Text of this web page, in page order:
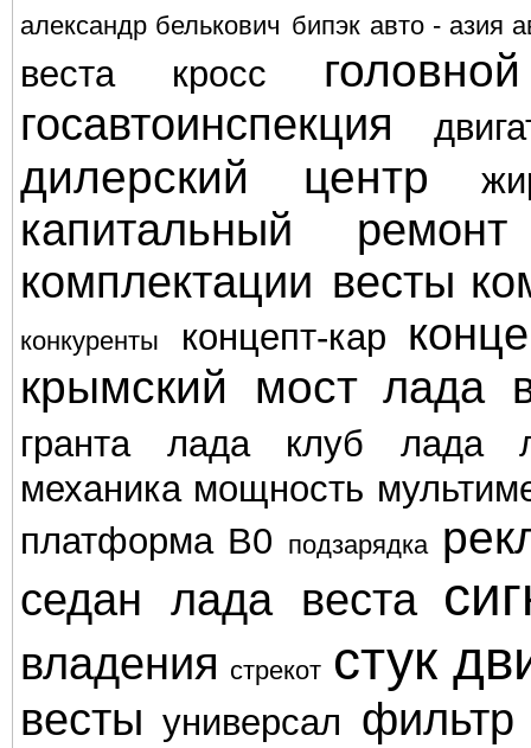
александр белькович бипэк авто - азия
веста кросс
госавтоинспекция
дилерский центр
капитальный ремонт
комплектации весты
конкуренты концепт-кар
крымский мост лада
гранта лада клуб
лада
механика мощность
платформа В0
подзарядка
седан лада веста
владения стрекот стук
весты универсал